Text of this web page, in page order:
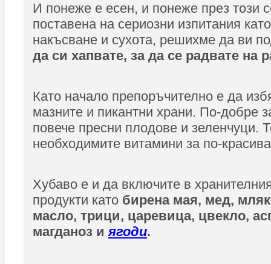
И понеже е есен, и понеже през този
поставена на сериозни изпитания
накъсване и сухота, решихме да ви
да си хапвате, за да се радвате на
Като начало препоръчително е да
мазните и пикантни храни. По-добре
повече пресни плодове и зеленчуци.
необходимите витамини за по-
Хубаво е и да включите в
продукти като бирена мая, мед,
масло, трици, царевица, цвекло,
магданоз иягоди.